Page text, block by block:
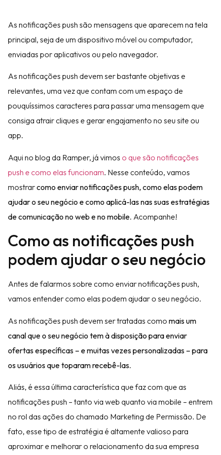
As notificações push são mensagens que aparecem na tela
principal, seja de um dispositivo móvel ou computador,
enviadas por aplicativos ou pelo navegador.
As notificações push devem ser bastante objetivas e
relevantes, uma vez que contam com um espaço de
pouquíssimos caracteres para passar uma mensagem que
consiga atrair cliques e gerar engajamento no seu site ou
app.
Aqui no blog da Ramper, já vimos o que são notificações
push e como elas funcionam. Nesse conteúdo, vamos
mostrarcomo enviar notificações push, como elas podem
ajudar o seu negócio e como aplicá-las nas suas estratégias
de comunicação no web e no mobile. Acompanhe!
Como as notificações push
podem ajudar o seu negócio
Antes de falarmos sobre como enviar notificações push,
vamos entender como elas podem ajudar o seu negócio.
As notificações push devem ser tratadas como mais um
canal que o seu negócio tem à disposição para enviar
ofertas específicas – e muitas vezes personalizadas – para
os usuários que toparam recebê-las.
Aliás, é essa última característica que faz com que as
notificações push – tanto via web quanto via mobile – entrem
no rol das ações do chamado Marketing de Permissão. De
fato, esse tipo de estratégia é altamente valioso para
aproximar e melhorar o relacionamento da sua empresa